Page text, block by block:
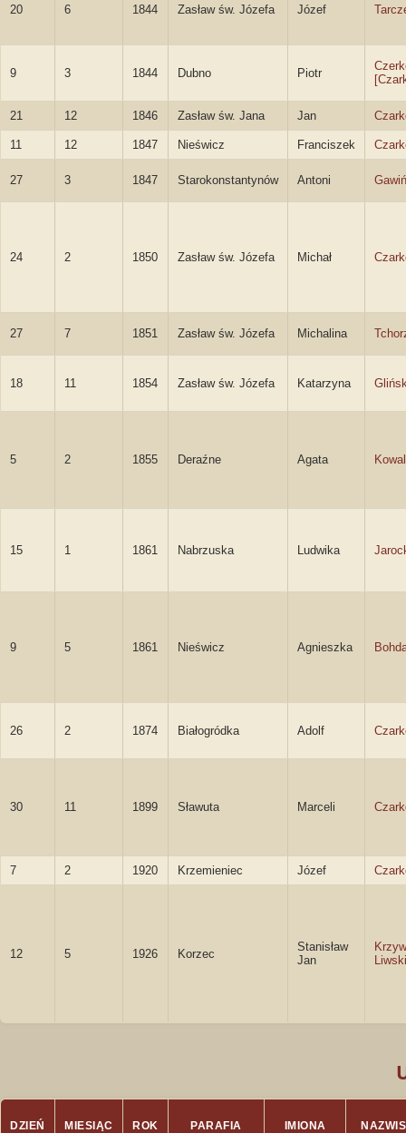
20 6 1844 Zasław św. Józefa Józef
9 3 1844 Dubno Piotr
21 12 1846 Zasław św. Jana Jan
11 12 1847 Nieświcz Franciszek
27 3 1847 Starokonstantynów Antoni
24 2 1850 Zasław św. Józefa Michał
27 7 1851 Zasław św. Józefa Michalina
18 11 1854 Zasław św. Józefa Katarzyna
5 2 1855 Deraźne Agata
15 1 1861 Nabrzuska Ludwika
9 5 1861 Nieświcz Agnieszka
26 2 1874 Białogródka Adolf
30 11 1899 Sławuta Marceli
7 2 1920 Krzemieniec Józef
12 5 1926 Korzec
Stanisław
Jan
Liwski
DZIEŃ MIESIĄC ROK PARAFIA IMIONA